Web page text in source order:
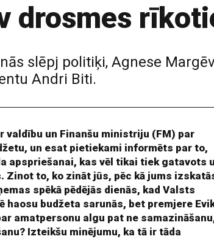
drosmes
slēpj politiķi, Agnese
Andri Biti.
valdību un Finanšu ministriju (FM) par
un esat pietiekami informēts par to,
apspriešanai, kas vēl tikai tiek gatavots
Zinot to, ko zināt jūs, pēc kā jums
spēkā pēdējās dienās, kad Valsts
haosu budžeta sarunās, bet premjere
amatpersonu algu pat ne
Izteikšu minējumu, ka tā ir tāda